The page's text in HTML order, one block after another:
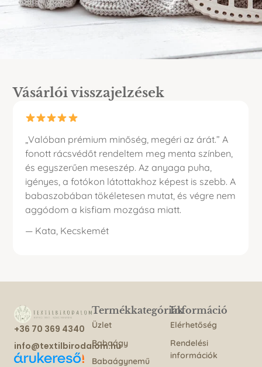
Vásárlói visszajelzések
„Valóban prémium minőség, megéri az árát.” A
fonott rácsvédőt rendeltem meg menta színben,
és egyszerűen meseszép. Az anyaga puha,
igényes, a fotókon látottakhoz képest is szebb. A
babaszobában tökéletesen mutat, és végre nem
aggódom a kisfiam mozgása miatt.
— Kata, Kecskemét
+36 70 369 4340
info@textilbirodalom.hu
Termékkategóriák
Üzlet
Babaágy
Babaágynemű
Információ
Elérhetőség
Rendelési
információk